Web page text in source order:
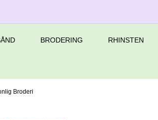
BRODERING RHINSTEN
Broderi